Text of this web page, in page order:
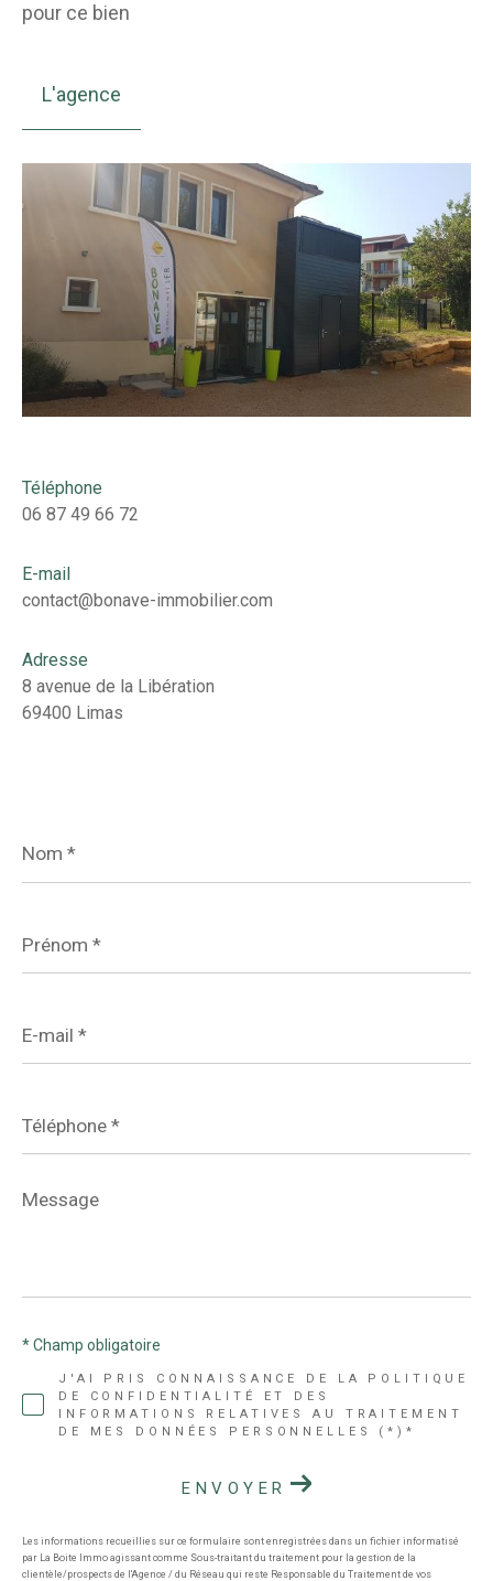
pour ce bien
L'agence
Téléphone
06 87 49 66 72
E-mail
contact@bonave-immobilier.com
Adresse
8 avenue de la Libération
69400 Limas
*
*
mail
*
*
Message
*
J'AI PRIS CONNAISSANCE DE LA POLITIQUE
DE CONFIDENTIALITÉ ET DES
INFORMATIONS RELATIVES AU TRAITEMENT
DE MES DONNÉES PERSONNELLES (*)*
* Champ obligatoire
ENVOYER
Les informations recueillies sur ce formulaire sont enregistrées dans un fichier informatisé
par La Boite Immo agissant comme Sous-traitant du traitement pour la gestion de la
clientèle/prospects de l'Agence / du Réseau qui reste Responsable du Traitement de vos